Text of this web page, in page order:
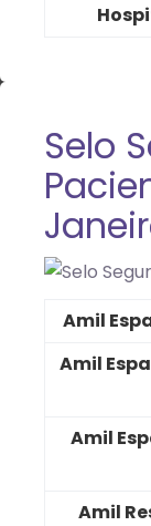
Selo
Amil
Amil
Amil
Amil